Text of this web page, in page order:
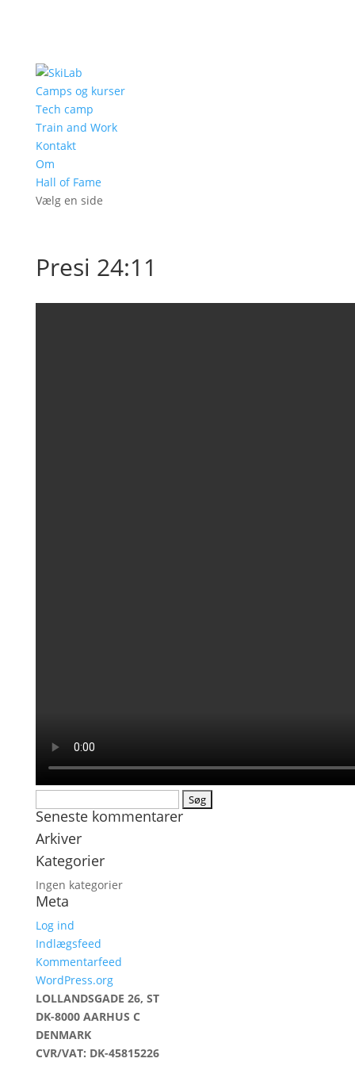
Camps og kurser
Tech camp
Train and Work
Kontakt
Om
Hall of Fame
Vælg en side
Presi 24:11
efter:
Seneste kommentarer
Arkiver
Kategorier
Ingen kategorier
Meta
Log ind
Indlægsfeed
Kommentarfeed
WordPress.org
LOLLANDSGADE 26, ST
DK-8000 AARHUS C
DENMARK
CVR/VAT: DK-45815226